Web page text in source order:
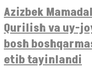
Azizbek
Qurilish va uy-
bosh
etib tayinlandi